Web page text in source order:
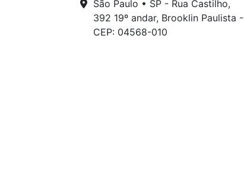
São Paulo • SP - Rua Castilho,
392 19º andar, Brooklin Paulista -
CEP: 04568-010